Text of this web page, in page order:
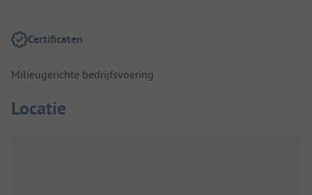
Certificaten
Milieugerichte bedrijfsvoering
Locatie